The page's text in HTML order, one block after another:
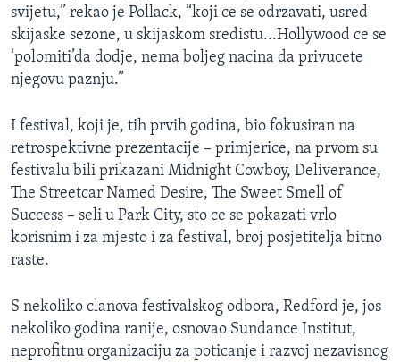
svijetu,” rekao je Pollack, “koji ce se odrzavati, usred
skijaske sezone, u skijaskom sredistu...Hollywood ce se
‘polomiti’da dodje, nema boljeg nacina da privucete
njegovu paznju.”
I festival, koji je, tih prvih godina, bio fokusiran na
retrospektivne prezentacije – primjerice, na prvom su
festivalu bili prikazani Midnight Cowboy, Deliverance,
The Streetcar Named Desire, The Sweet Smell of
Success – seli u Park City, sto ce se pokazati vrlo
korisnim i za mjesto i za festival, broj posjetitelja bitno
raste.
S nekoliko clanova festivalskog odbora, Redford je, jos
nekoliko godina ranije, osnovao Sundance Institut,
neprofitnu organizaciju za poticanje i razvoj nezavisnog